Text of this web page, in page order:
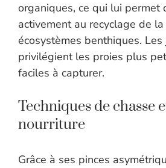
organiques, ce qui lui permet
activement au recyclage de
écosystèmes benthiques.
privilégient les proies plus
faciles à capturer.
Techniques de chasse
nourriture
Grâce à ses pinces